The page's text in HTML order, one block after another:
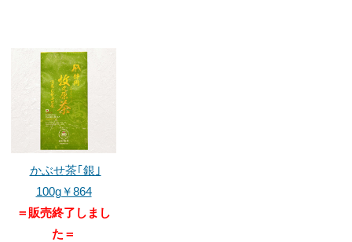
かぶせ茶｢銀｣
100g￥864
＝販売終了しまし
た＝